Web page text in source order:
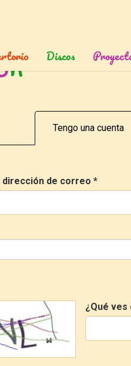
Discos
n
Tengo una cuenta
dirección de correo *
¿Qué